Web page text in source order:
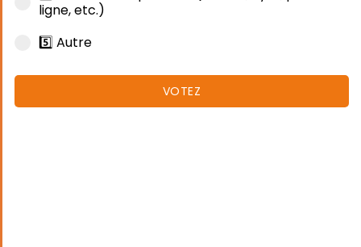
ligne, etc.)
5️⃣ Autre
VOTEZ